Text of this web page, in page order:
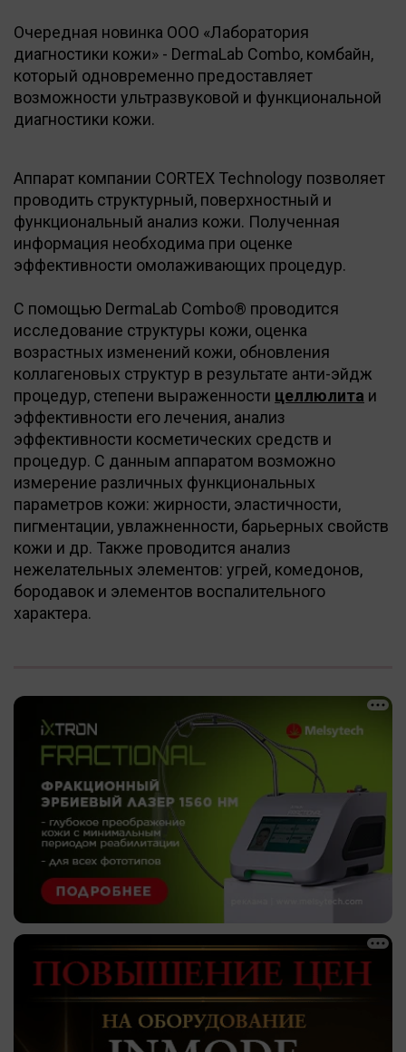
Очередная новинка ООО «Лаборатория
диагностики кожи» - DermaLab Combo, комбайн,
который одновременно предоставляет
возможности ультразвуковой и функциональной
диагностики кожи.
Аппарат компании CORTEX Technology позволяет
проводить структурный, поверхностный и
функциональный анализ кожи. Полученная
информация необходима при оценке
эффективности омолаживающих процедур.
С помощью DermaLab Combo® проводится
исследование структуры кожи, оценка
возрастных изменений кожи, обновления
коллагеновых структур в результате анти-эйдж
процедур, степени выраженности целлюлита и
эффективности его лечения, анализ
эффективности косметических средств и
процедур. С данным аппаратом возможно
измерение различных функциональных
параметров кожи: жирности, эластичности,
пигментации, увлажненности, барьерных свойств
кожи и др. Также проводится анализ
нежелательных элементов: угрей, комедонов,
бородавок и элементов воспалительного
характера.